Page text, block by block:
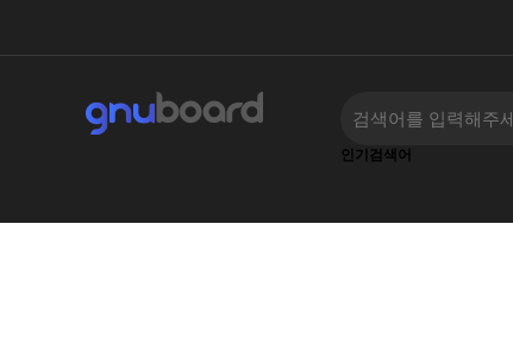
인기검색어